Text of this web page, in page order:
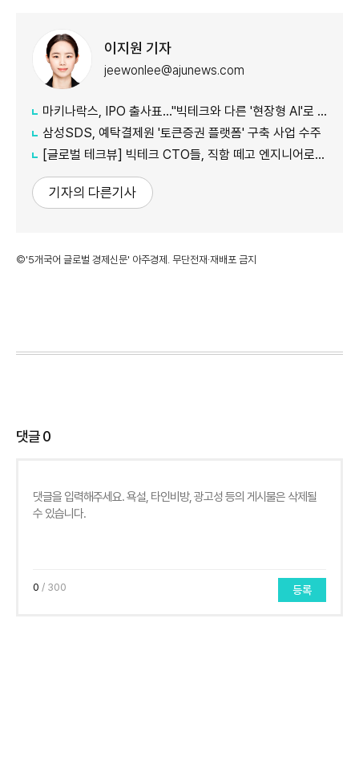
이지원 기자
jeewonlee@ajunews.com
마키나락스, IPO 출사표…"빅테크와 다른 '현장형 AI'로 승부"
삼성SDS, 예탁결제원 '토큰증권 플랫폼' 구축 사업 수주
[글로벌 테크뷰] 빅테크 CTO들, 직함 떼고 엔지니어로 유턴...'앤트로픽행 러시' 이유는
기자의 다른기사
©'5개국어 글로벌 경제신문' 아주경제. 무단전재·재배포 금지
댓글0
0 / 300 등록